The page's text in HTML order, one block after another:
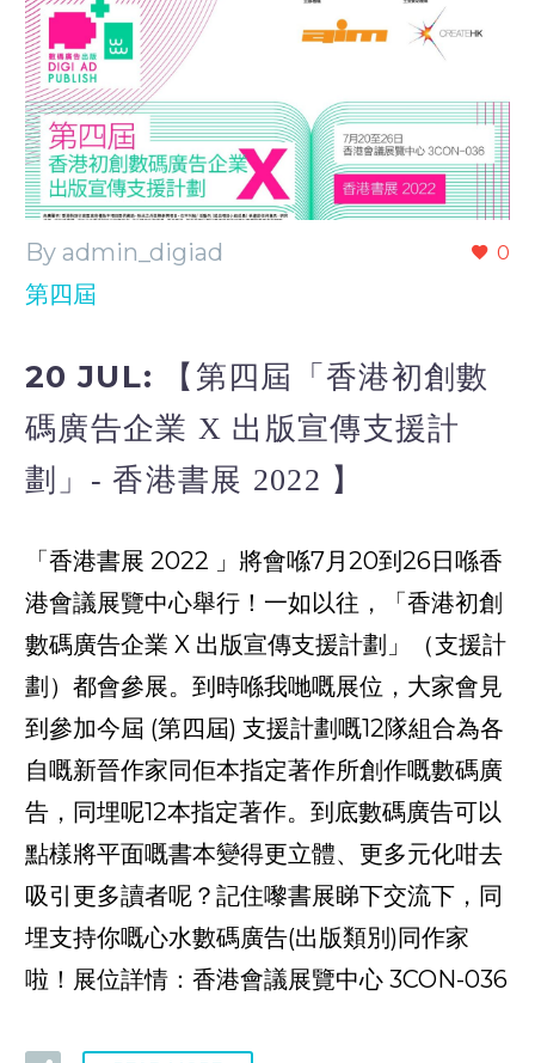
0
By admin_digiad
第四屆
20 JUL:
【第四屆「香港初創數
碼廣告企業 X 出版宣傳支援計
劃」- 香港書展 2022 】
「香港書展 2022 」將會喺7月20到26日喺香
港會議展覽中心舉行！一如以往，「香港初創
數碼廣告企業 X 出版宣傳支援計劃」（支援計
劃）都會參展。到時喺我哋嘅展位，大家會見
到參加今屆 (第四屆) 支援計劃嘅12隊組合為各
自嘅新晉作家同佢本指定著作所創作嘅數碼廣
告，同埋呢12本指定著作。到底數碼廣告可以
點樣將平面嘅書本變得更立體、更多元化咁去
吸引更多讀者呢？記住嚟書展睇下交流下，同
埋支持你嘅心水數碼廣告(出版類別)同作家
啦！展位詳情：香港會議展覽中心 3CON-036